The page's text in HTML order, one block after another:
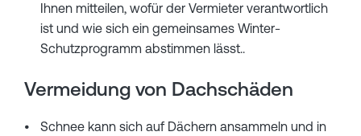
Ihnen mitteilen, wofür der Vermieter verantwortlich
ist und wie sich ein gemeinsames Winter-
Schutzprogramm abstimmen lässt..
Vermeidung von Dachschäden
Schnee kann sich auf Dächern ansammeln und in